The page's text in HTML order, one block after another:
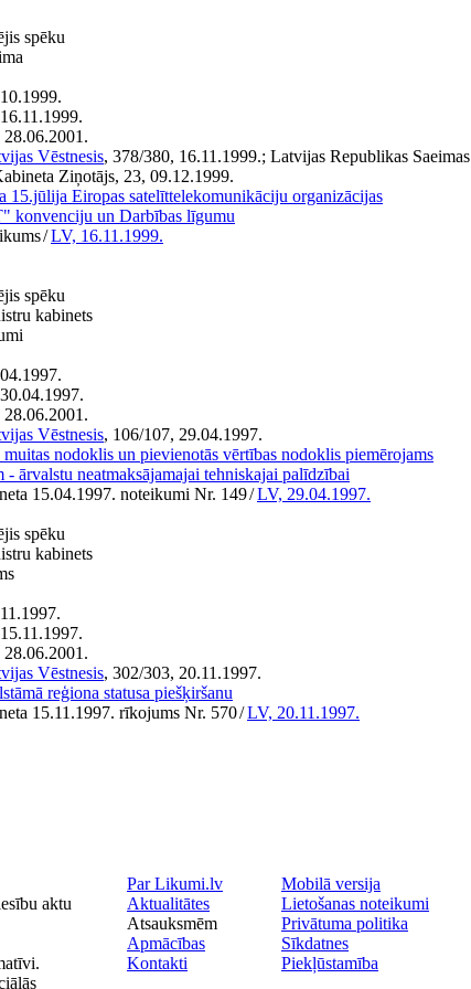
spēku
16.11.1999.
28.06.2001.
Vēstnesis, 378/380, 16.11.1999.; Latvijas Republikas Saeimas
Ziņotājs, 23, 09.12.1999.
15.jūlija Eiropas satelīttelekomunikāciju organizācijas
konvenciju un Darbības līgumu
/LV, 16.11.1999.
spēku
kabinets
30.04.1997.
28.06.2001.
Vēstnesis, 106/107, 29.04.1997.
nodoklis un pievienotās vērtības nodoklis piemērojams
- ārvalstu neatmaksājamajai tehniskajai palīdzībai
15.04.1997. noteikumi Nr. 149/LV, 29.04.1997.
spēku
kabinets
15.11.1997.
28.06.2001.
Vēstnesis, 302/303, 20.11.1997.
reģiona statusa piešķiršanu
15.11.1997. rīkojums Nr. 570/LV, 20.11.1997.
aktu
Par Likumi.lv
Aktualitātes
Atsauksmēm
Apmācības
Kontakti
Mobilā versija
Lietošanas noteikumi
Privātuma politika
Sīkdatnes
Piekļūstamība